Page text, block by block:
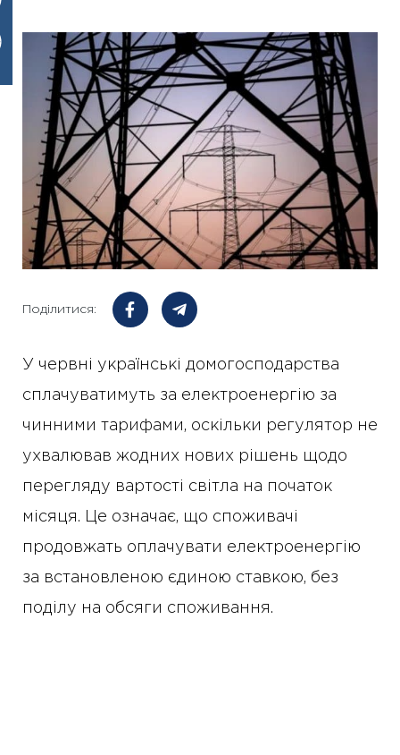
Поділитися:
У червні українські домогосподарства
сплачуватимуть за електроенергію за
чинними тарифами, оскільки регулятор не
ухвалював жодних нових рішень щодо
перегляду вартості світла на початок
місяця. Це означає, що споживачі
продовжать оплачувати електроенергію
за встановленою єдиною ставкою, без
поділу на обсяги споживання.